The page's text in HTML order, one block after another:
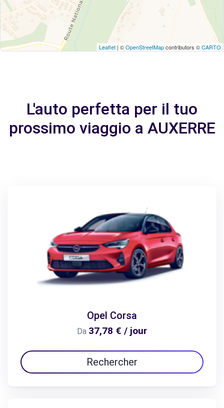
Leaflet | ©OpenStreetMapcontributors ©CARTO
L'auto perfetta per il tuo
prossimo viaggio a AUXERRE
Opel Corsa
Da 37,78 € / jour
Rechercher